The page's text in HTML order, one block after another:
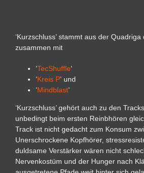
‘Kurzschluss’ stammt aus der Quadriga
zusammen mit
‘TecShuffle‘
‘Kreis P‘ und
‘Mindblast‘
‘Kurzschluss’ gehört auch zu den
unbedingt beim ersten Reinbhören
Track ist nicht gedacht zum Konsum
Unerschrockene Kopfhörer,
duldsame Verstärker wären nicht
Nervenkostüm und der Hunger nach